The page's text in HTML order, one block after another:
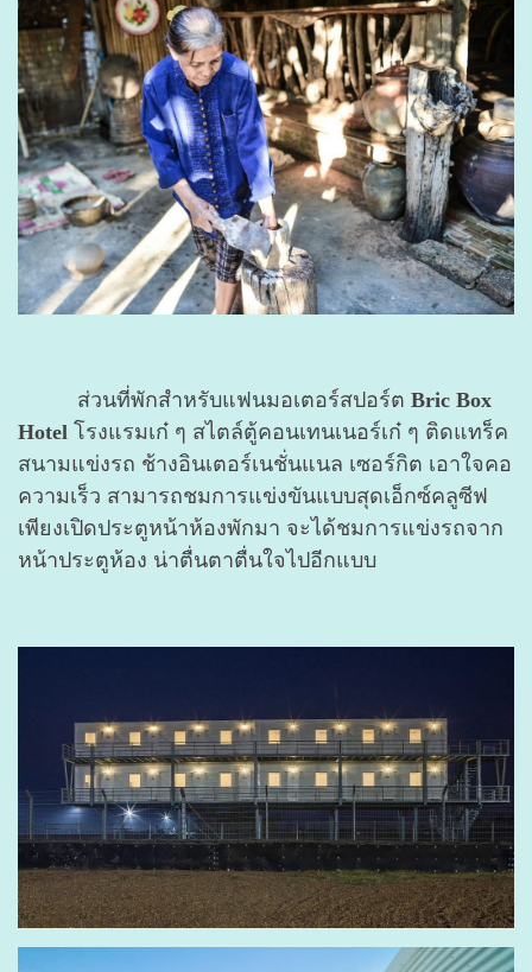
ส่วนที่พักสำหรับแฟนมอเตอร์สปอร์ต Bric Box
Hotel โรงแรมเก๋ ๆ สไตล์ตู้คอนเทนเนอร์เก๋ ๆ ติดแทร็ค
สนามแข่งรถ ช้างอินเตอร์เนชั่นแนล เซอร์กิต เอาใจคอ
ความเร็ว สามารถชมการแข่งขันแบบสุดเอ็กซ์คลูซีฟ
เพียงเปิดประตูหน้าห้องพักมา จะได้ชมการแข่งรถจาก
หน้าประตูห้อง น่าตื่นตาตื่นใจไปอีกแบบ